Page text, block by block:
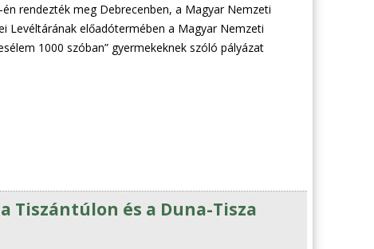
rendezték meg Debrecenben, a Magyar Nemzeti
Levéltárának előadótermében a Magyar Nemzeti
1000 szóban” gyermekeknek szóló pályázat
Tiszántúlon és a Duna-Tisza